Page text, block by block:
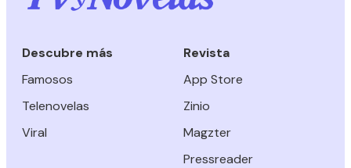
Descubre más
Famosos
Telenovelas
Viral
Revista
App Store
Zinio
Magzter
Pressreader